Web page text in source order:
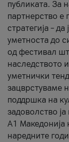
публиката. За
партнерство е
стратегија –
уметноста до
од фестивал
наследството
уметнички
зацврстуваме
поддршка на
задоволство
A1 Македонија
наредните